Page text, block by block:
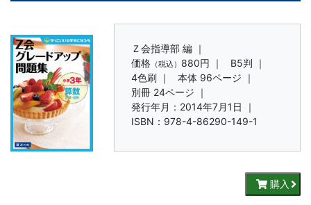
ら、
語
学
書、
Ｚ会指導部 編 ｜
価格 （税込） 880円 ｜
B5判 ｜
4色刷 ｜
本体 96ページ ｜
別冊 24ページ ｜
発行年月：2014年7月1日 ｜
ISBN：978-4-86290-149-1
購入